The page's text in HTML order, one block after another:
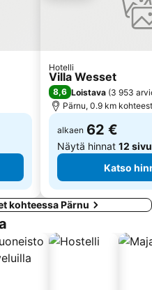
Hotelli
Villa Wesset
8,6 Loistava (3 953
Pärnu, 0.9 km
alkaen 62 €
Näytä hinnat 12
Katso
kohteessa Pärnu